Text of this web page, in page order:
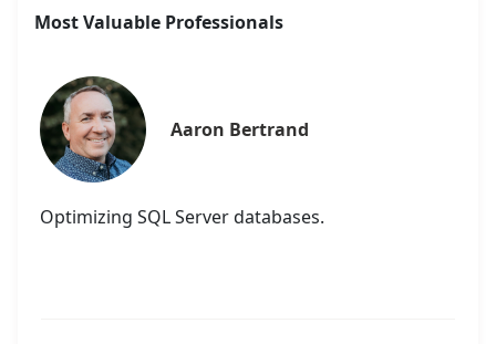
Most Valuable Professionals
Aaron Bertrand
Optimizing SQL Server databases.